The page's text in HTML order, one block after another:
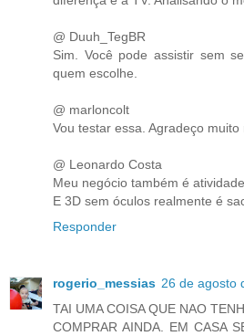
@ Duuh_TegBR
Sim. Você pode assistir sem
quem escolhe.
@ marloncolt
Vou testar essa. Agradeço muito
@ Leonardo Costa
Meu negócio também é
E 3D sem óculos realmente é
Responder
rogerio_messias 26 de agosto
TAI UMA COISA QUE NAO
COMPRAR AINDA. EM CASA